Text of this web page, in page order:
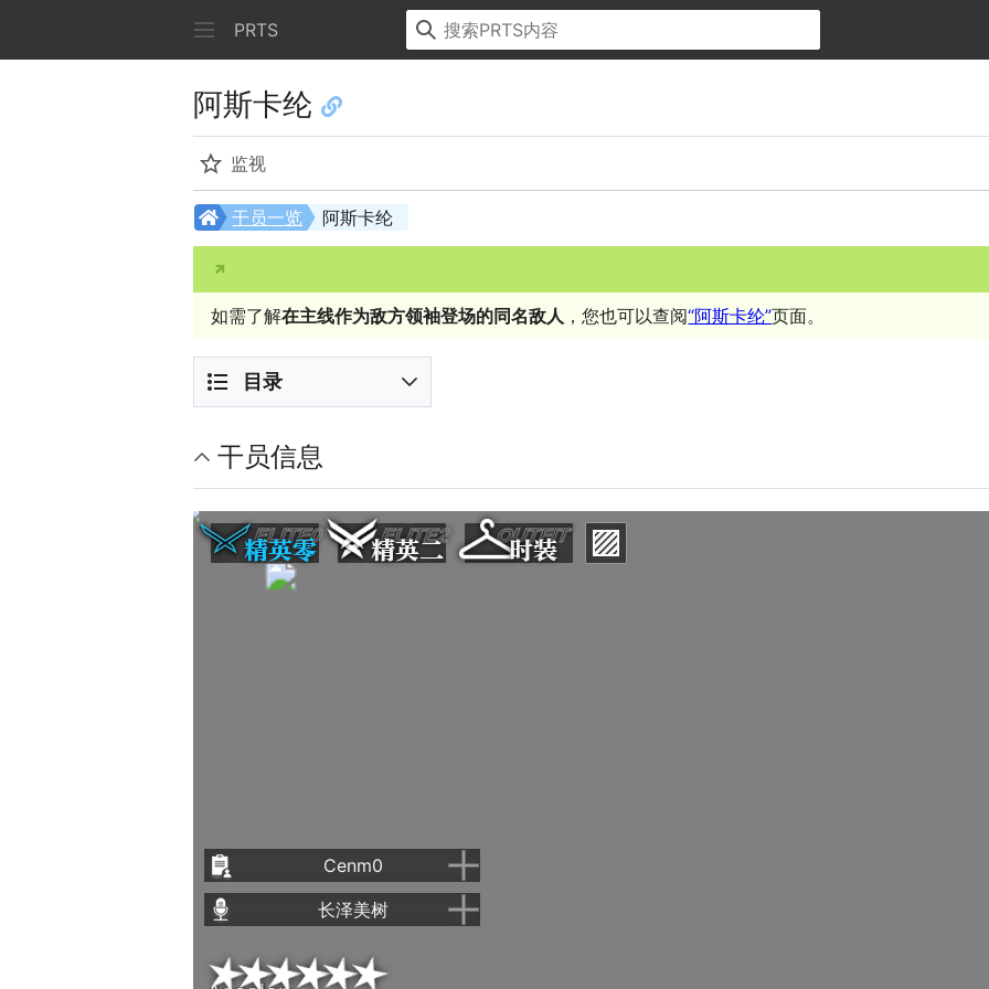
PRTS
阿斯卡纶
监视
阿斯卡纶
干员一览
如需了解在主线作为敌方领袖登场的同名敌人 ，您也可以查阅“阿斯卡纶”页面。
目录
干员信息
ELITE0
精英零
ELITE2
精英二
OUTFIT
时装
Cenm0
绘制
默认服装
虽然不一定比制服更实用，但是一定
长泽美树
日文